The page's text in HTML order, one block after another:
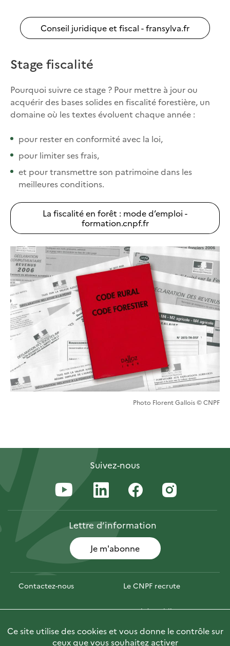
Conseil juridique et fiscal - fransylva.fr
Stage fiscalité
Pourquoi suivre ce stage ? Pour mettre à jour ou
acquérir des bases solides en fiscalité forestière, un
domaine où les textes évoluent chaque année :
pour rester en conformité avec la loi,
pour limiter ses frais,
et pour transmettre son patrimoine dans les
meilleures conditions.
La fiscalité en forêt : mode d’emploi -
formation.cnpf.fr
Photo Florent Gallois © CNPF
Suivez-nous
Lettred’information
Je m'abonne
Contactez-nous Le CNPF recrute
Espace presse Marchés publics
Photofor 🇬🇧 Briefly in English
Ce site utilise des cookies et vous donne le contrôle sur
ceux que vous souhaitez activer